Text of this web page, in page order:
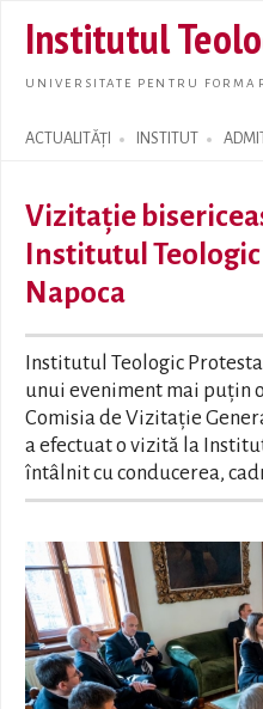
Institutul
UNIVERSITATE PENTRU
ACTUALITĂȚI INSTITUT
Search form
Vizitație
Institutul
Napoca
Institutul Teologic
unui eveniment mai puțin
Comisia de Vizitație
a efectuat o vizită la
întâlnit cu conducerea,